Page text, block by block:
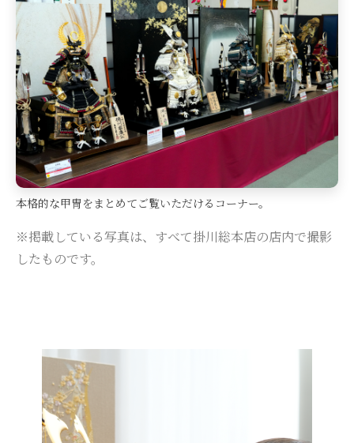
本格的な甲冑をまとめてご覧いただけるコーナー。
※掲載している写真は、すべて掛川総本店の店内で撮影
したものです。